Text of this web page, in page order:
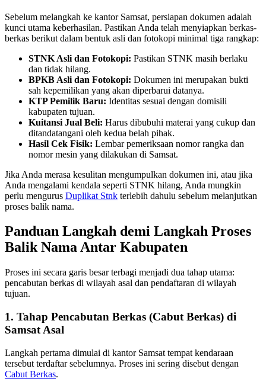
Sebelum melangkah ke kantor Samsat, persiapan dokumen adalah
kunci utama keberhasilan. Pastikan Anda telah menyiapkan berkas-
berkas berikut dalam bentuk asli dan fotokopi minimal tiga rangkap:
STNK Asli dan Fotokopi: Pastikan STNK masih berlaku
dan tidak hilang.
BPKB Asli dan Fotokopi: Dokumen ini merupakan bukti
sah kepemilikan yang akan diperbarui datanya.
KTP Pemilik Baru: Identitas sesuai dengan domisili
kabupaten tujuan.
Kuitansi Jual Beli: Harus dibubuhi materai yang cukup dan
ditandatangani oleh kedua belah pihak.
Hasil Cek Fisik: Lembar pemeriksaan nomor rangka dan
nomor mesin yang dilakukan di Samsat.
Jika Anda merasa kesulitan mengumpulkan dokumen ini, atau jika
Anda mengalami kendala seperti STNK hilang, Anda mungkin
perlu mengurus Duplikat Stnk terlebih dahulu sebelum melanjutkan
proses balik nama.
Panduan Langkah demi Langkah Proses
Balik Nama Antar Kabupaten
Proses ini secara garis besar terbagi menjadi dua tahap utama:
pencabutan berkas di wilayah asal dan pendaftaran di wilayah
tujuan.
1. Tahap Pencabutan Berkas (Cabut Berkas) di
Samsat Asal
Langkah pertama dimulai di kantor Samsat tempat kendaraan
tersebut terdaftar sebelumnya. Proses ini sering disebut dengan
Cabut Berkas.